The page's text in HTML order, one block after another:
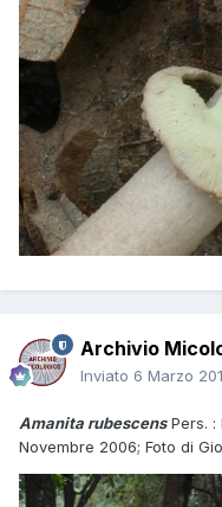
Archivio
Inviato 6 Marzo
Amanita rubescensPers. :
Novembre 2006; Foto di